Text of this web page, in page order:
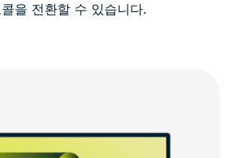
을 전환할 수 있습니다.